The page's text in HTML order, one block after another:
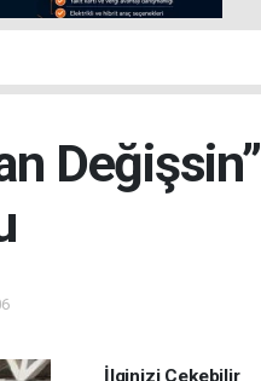
Değişsin”
İlginizi Çekebilir